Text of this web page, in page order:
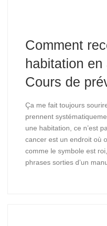
Comment
habitation en
Cours de
Ça me fait toujours
prennent
une habitation, ce n’est
cancer est un endroit où
comme le symbole est
phrases sorties d’un